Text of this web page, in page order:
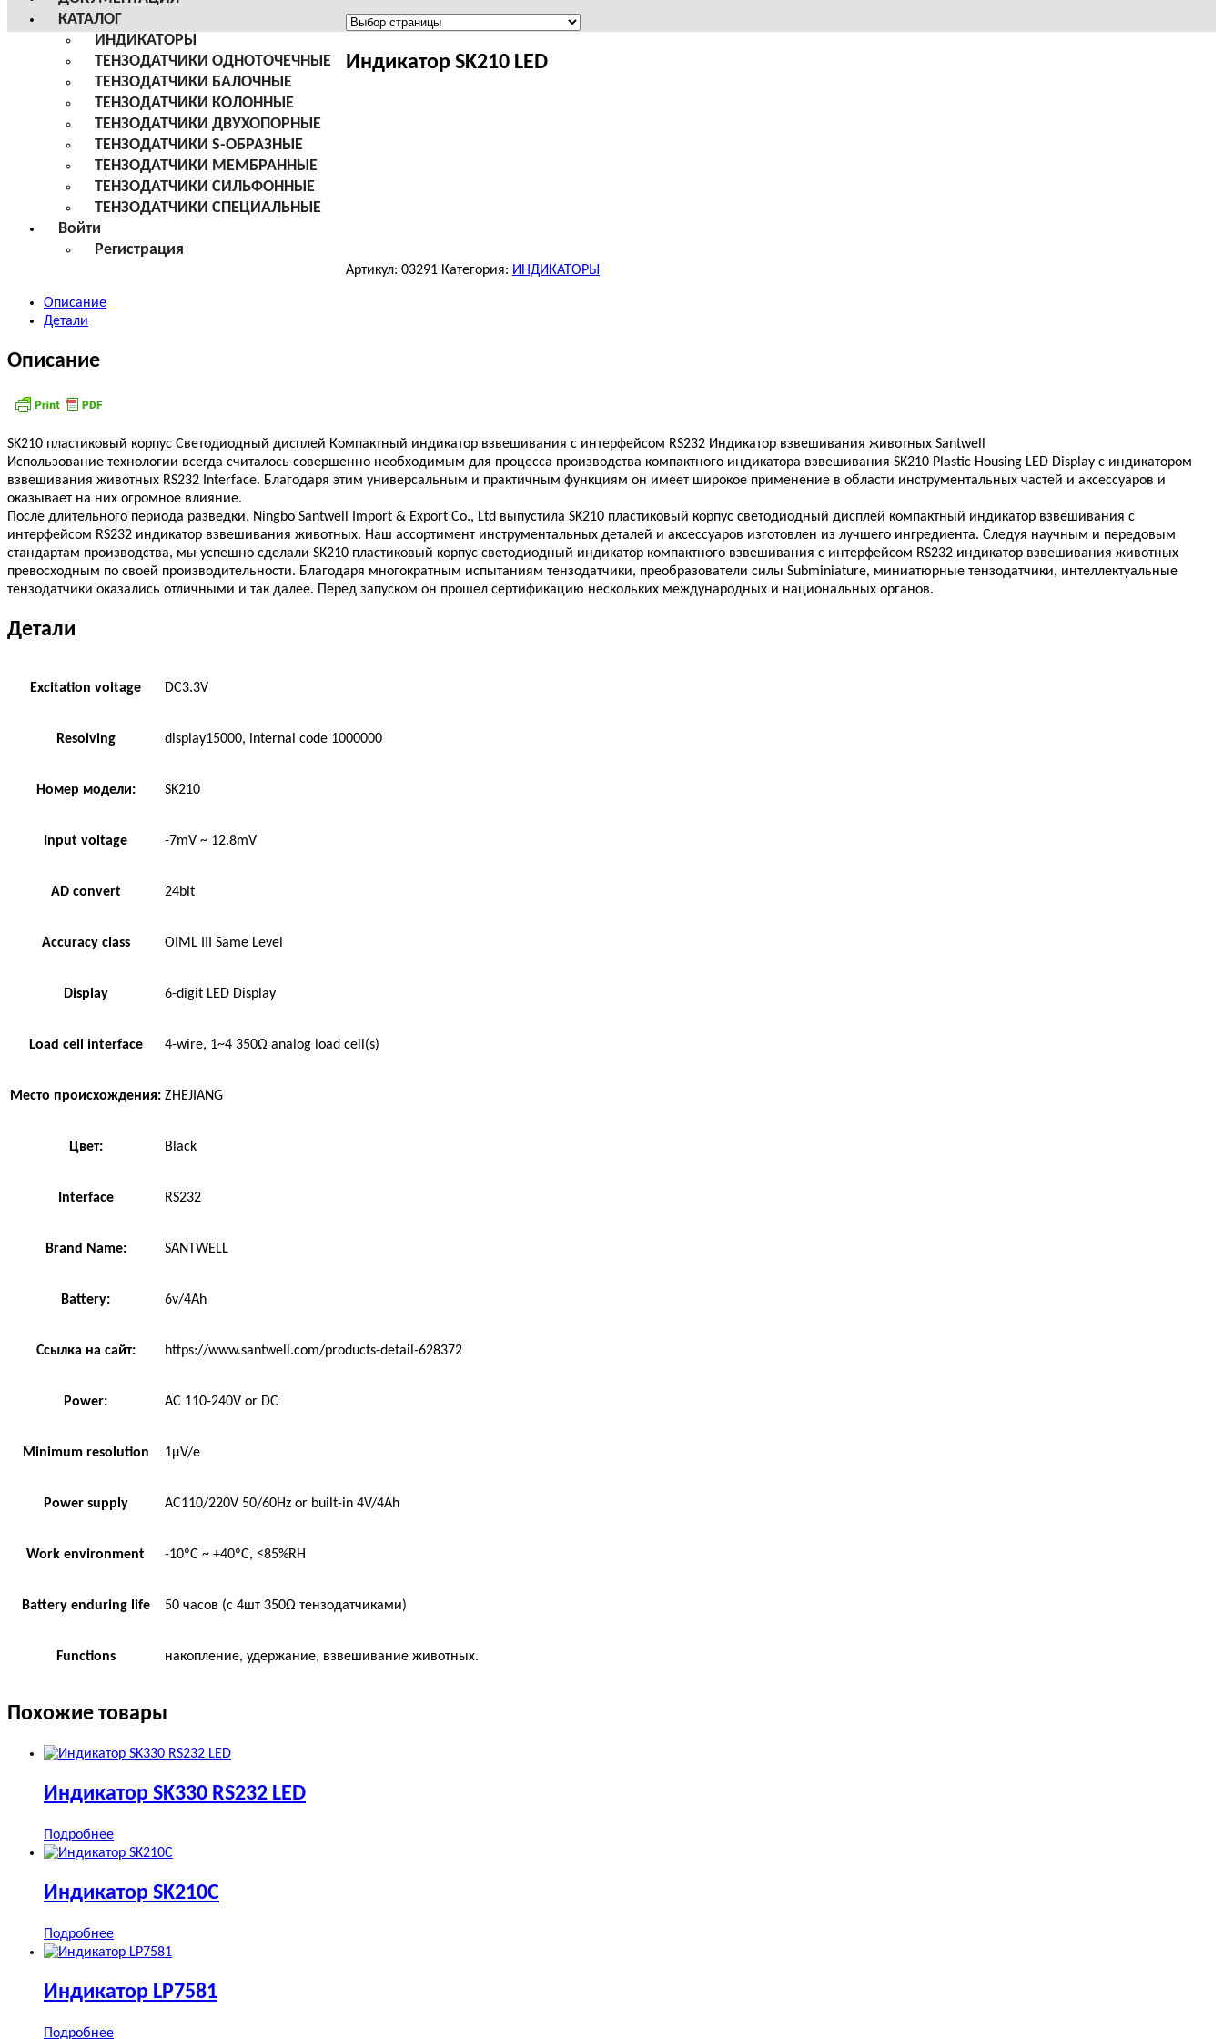
КАТАЛОГ
ИНДИКАТОРЫ
ТЕНЗОДАТЧИКИ ОДНОТОЧЕЧНЫЕ
ТЕНЗОДАТЧИКИ БАЛОЧНЫЕ
ТЕНЗОДАТЧИКИ КОЛОННЫЕ
ТЕНЗОДАТЧИКИ ДВУХОПОРНЫЕ
ТЕНЗОДАТЧИКИ S-ОБРАЗНЫЕ
ТЕНЗОДАТЧИКИ МЕМБРАННЫЕ
ТЕНЗОДАТЧИКИ СИЛЬФОННЫЕ
ТЕНЗОДАТЧИКИ СПЕЦИАЛЬНЫЕ
Войти
Регистрация
Меню
Индикатор SK210 LED
Артикул: 03291 Категория: ИНДИКАТОРЫ
Описание
Детали
Описание
SK210 пластиковый корпус Светодиодный дисплей Компактный индикатор взвешивания с интерфейсом RS232 Индикатор взвешивания животных Santwell
Использование технологии всегда считалось совершенно необходимым для процесса производства компактного индикатора взвешивания SK210 Plastic Housing LED Display с индикатором
взвешивания животных RS232 Interface. Благодаря этим универсальным и практичным функциям он имеет широкое применение в области инструментальных частей и аксессуаров и
оказывает на них огромное влияние.
После длительного периода разведки, Ningbo Santwell Import & Export Co., Ltd выпустила SK210 пластиковый корпус светодиодный дисплей компактный индикатор взвешивания с
интерфейсом RS232 индикатор взвешивания животных. Наш ассортимент инструментальных деталей и аксессуаров изготовлен из лучшего ингредиента. Следуя научным и передовым
стандартам производства, мы успешно сделали SK210 пластиковый корпус светодиодный индикатор компактного взвешивания с интерфейсом RS232 индикатор взвешивания животных
превосходным по своей производительности. Благодаря многократным испытаниям тензодатчики, преобразователи силы Subminiature, миниатюрные тензодатчики, интеллектуальные
тензодатчики оказались отличными и так далее. Перед запуском он прошел сертификацию нескольких международных и национальных органов.
Детали
Excitation voltage DC3.3V
Resolving display15000, internal code 1000000
Номер модели: SK210
Input voltage -7mV ~ 12.8mV
AD convert 24bit
Accuracy class OIML III Same Level
Display 6-digit LED Display
Load cell interface 4-wire, 1~4 350Ω analog load cell(s)
Место происхождения: ZHEJIANG
Цвет: Black
Interface RS232
Brand Name: SANTWELL
Battery: 6v/4Ah
Ссылка на сайт: https://www.santwell.com/products-detail-628372
Power: AC 110-240V or DC
Minimum resolution 1μV/e
Power supply AC110/220V 50/60Hz or built-in 4V/4Ah
Work environment -10ºC ~ +40ºC, ≤85%RH
Battery enduring life 50 часов (с 4шт 350Ω тензодатчиками)
Functions накопление, удержание, взвешивание животных.
Похожие товары
Индикатор SK330 RS232 LED
Подробнее
Индикатор SK210C
Подробнее
Индикатор LP7581
Подробнее